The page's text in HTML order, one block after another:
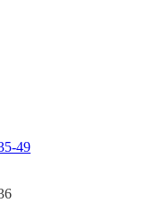
49